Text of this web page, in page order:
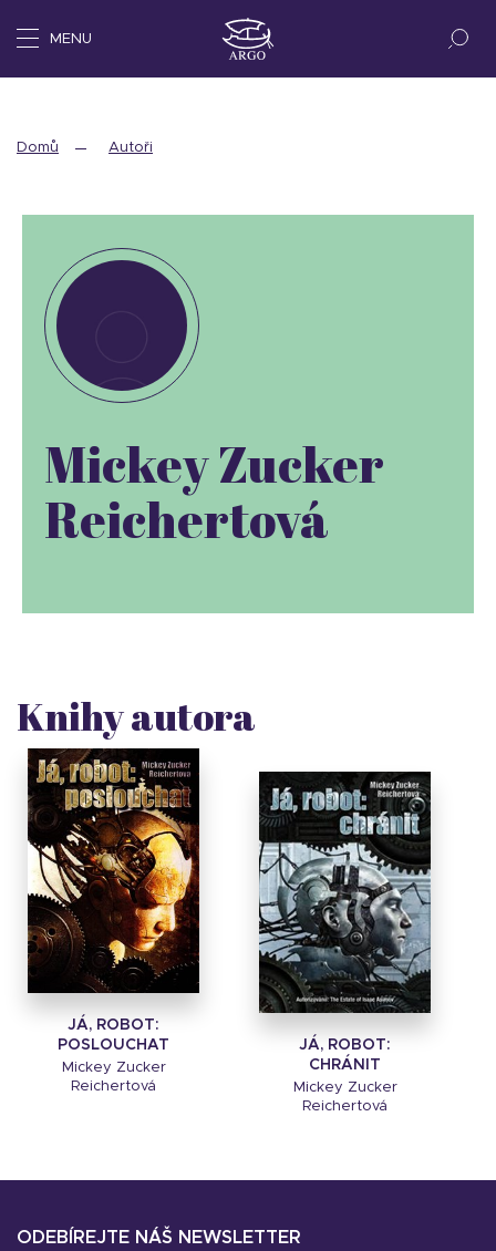
MENU
Domů Autoři
Mickey Zucker
Reichertová
Knihy autora
JÁ, ROBOT:
POSLOUCHAT
Mickey Zucker
Reichertová
JÁ, ROBOT:
CHRÁNIT
Mickey Zucker
Reichertová
ODEBÍREJTE NÁŠ NEWSLETTER